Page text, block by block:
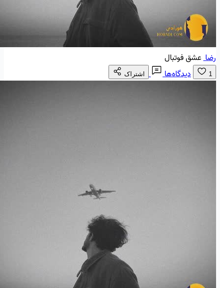
رضاعشق فوتبال
1 دیدگاه‌ها اشتراک